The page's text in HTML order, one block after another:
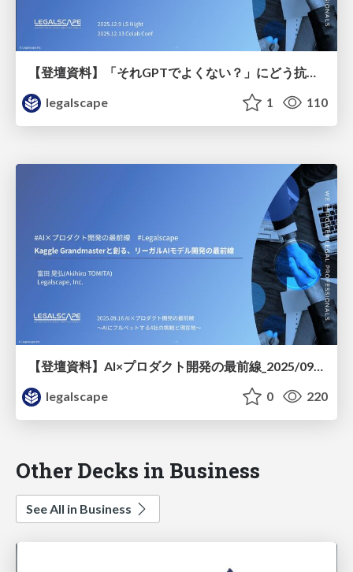
【登壇資料】「それGPTでよくない？」にどう抗うか_2025/12/13
legalscape
1 110
legalscape
0 220
Other Decks in Business
See All in Business